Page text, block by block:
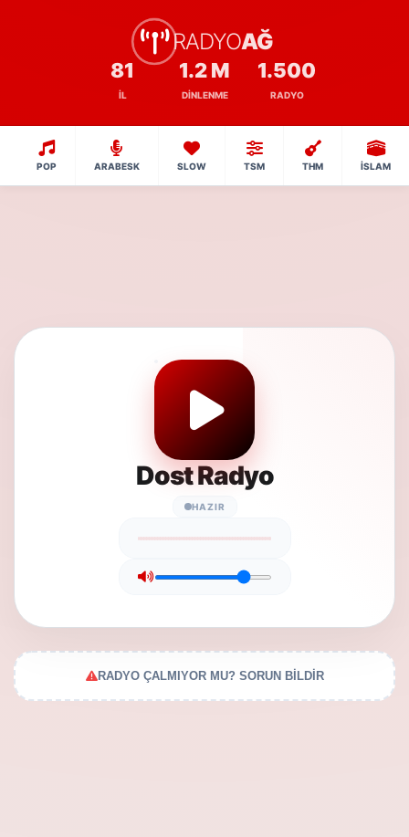
RADYOAĞ
81
İL
1.2 M
DINLENME
1.500
RADYO
POP ARABESK SLOW TSM THM İSLAM
Dost Radyo
HAZIR
RADYO ÇALMIYOR MU? SORUN BİLDİR